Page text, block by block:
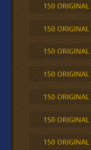
150
150
150
150
150
150
150